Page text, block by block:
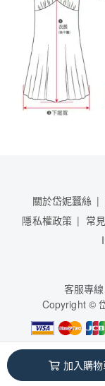
加入購
關於岱妮蠶絲
隱私權政策
常
客服專
Copyright ©
岱